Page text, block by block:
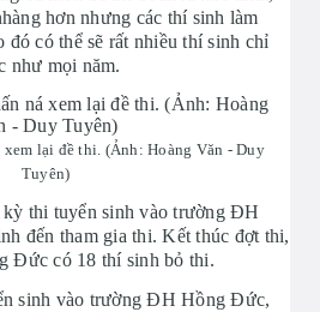
hơn nhưng các thí sinh làm
đó có thể sẽ rất nhiều thí sinh chỉ
như mọi năm.
lại đề thi. (Ảnh: Hoàng Văn - Duy
Tuyên)
thi tuyển sinh vào trường ĐH
đến tham gia thi. Kết thúc đợt thi,
Đức có 18 thí sinh bỏ thi.
sinh vào trường ĐH Hồng Đức,